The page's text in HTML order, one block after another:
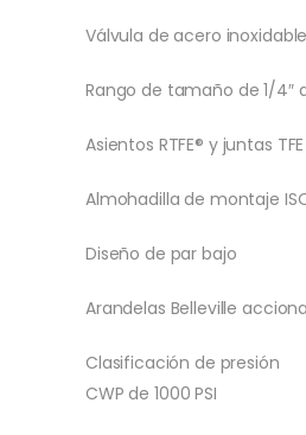
Válvula de acero
Rango de tamaño de 1/4″
Asientos RTFE® y juntas TFE
Almohadilla de montaje
Diseño de par bajo
Arandelas Belleville
Clasificación de presión
CWP de 1000 PSI